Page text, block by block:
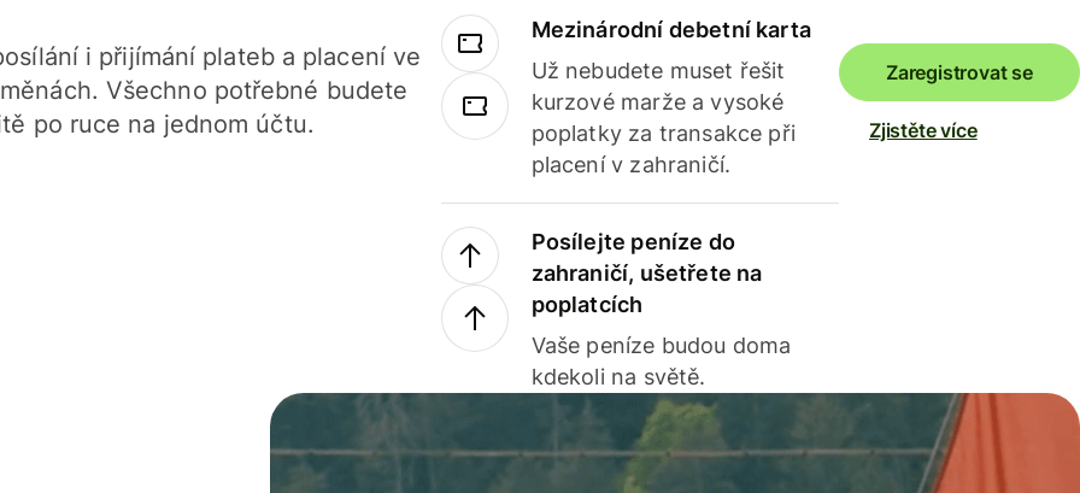
i přijímání plateb a placení ve
Všechno potřebné budete
po ruce na jednom účtu.
Mezinárodní debetní karta
Už nebudete muset řešit
kurzové marže a vysoké
poplatky za transakce při
placení v zahraničí.
Posílejte peníze do
zahraničí, ušetřete na
poplatcích
Vaše peníze budou doma
kdekoli na světě.
Zaregistrovat se
Zjistěte více